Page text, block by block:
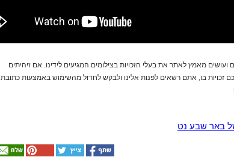
ועושים מאמץ לאתר את בעלי הזכויות בצילומים המגיעים לידינו. אם זיהיתים
זכויות בו, אתם רשאים לפנות אלינו ולבקש לחדול מהשימוש באמצעות כתובת
באר שבע נט